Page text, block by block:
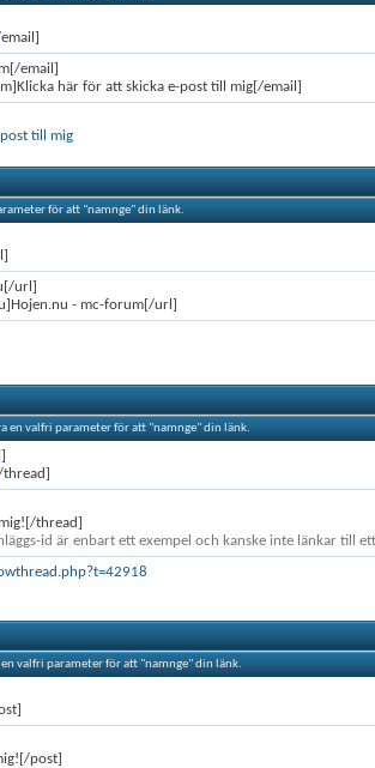
email]
här för att skicka e-post till mig[/email]
till mig
för att "namnge" din länk.
url]
- mc-forum[/url]
en valfri parameter för att "namnge" din länk.
thread]
id är enbart ett exempel och kanske inte länkar till
valfri parameter för att "namnge" din länk.
post]